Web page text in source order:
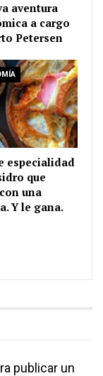
aventura
a cargo
Petersen
especialidad
que
una
Y le gana.
publicar un